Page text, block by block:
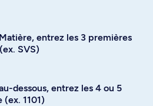
entrez les 3 premières
SVS)
dessous, entrez les 4 ou 5
1101)